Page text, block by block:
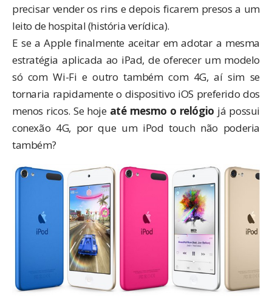
precisar vender os rins e depois ficarem presos a um
leito de hospital (história verídica).
E se a Apple finalmente aceitar em adotar a mesma
estratégia aplicada ao iPad, de oferecer um modelo
só com Wi-Fi e outro também com 4G, aí sim se
tornaria rapidamente o dispositivo iOS preferido dos
menos ricos. Se hoje até mesmo o relógio já possui
conexão 4G, por que um iPod touch não poderia
também?